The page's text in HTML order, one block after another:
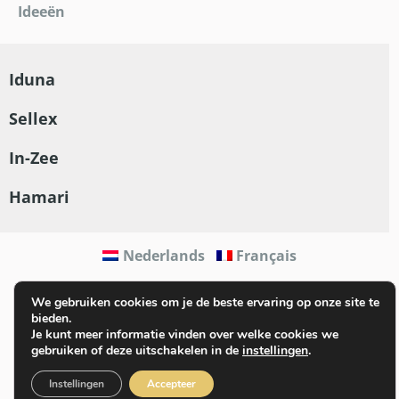
Ideeën
Iduna
Sellex
In-Zee
Hamari
Nederlands Français
Privacy beleid- Kickstarted byMailbox
We gebruiken cookies om je de beste ervaring op onze site te
bieden.
Je kunt meer informatie vinden over welke cookies we
gebruiken of deze uitschakelen in de instellingen.
Accepteer
Instellingen